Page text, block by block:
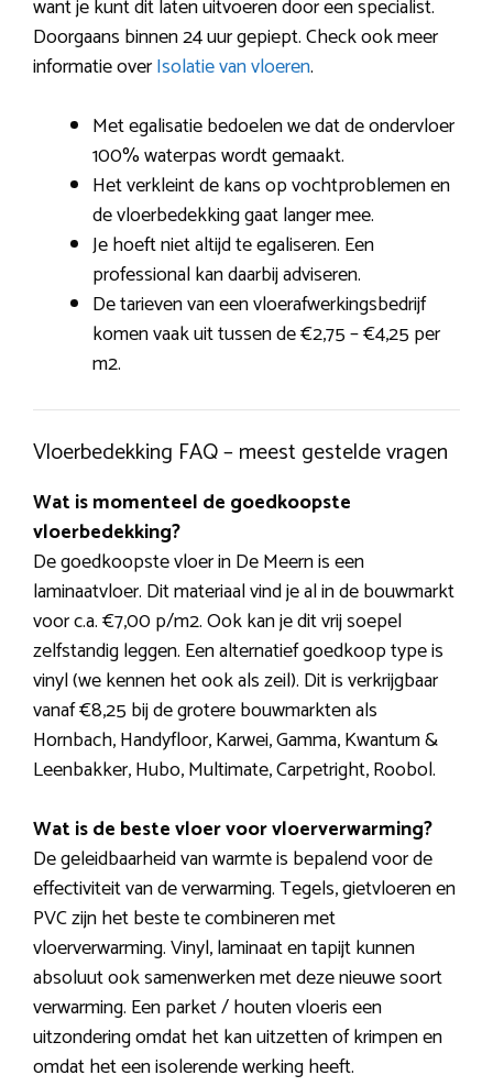
want je kunt dit laten uitvoeren door een specialist.
Doorgaans binnen 24 uur gepiept. Check ook meer
informatie overIsolatie van vloeren.
Met egalisatie bedoelen we dat de ondervloer
100% waterpas wordt gemaakt.
Het verkleint de kans op vochtproblemen en
de vloerbedekking gaat langer mee.
Je hoeft niet altijd te egaliseren. Een
professional kan daarbij adviseren.
De tarieven van een vloerafwerkingsbedrijf
komen vaak uit tussen de €2,75 – €4,25 per
m2.
Vloerbedekking FAQ – meest gestelde vragen
Wat is momenteel de goedkoopste
vloerbedekking?
De goedkoopste vloer in De Meern is een
laminaatvloer. Dit materiaal vind je al in de bouwmarkt
voor c.a. €7,00 p/m2. Ook kan je dit vrij soepel
zelfstandig leggen. Een alternatief goedkoop type is
vinyl (we kennen het ook als zeil). Dit is verkrijgbaar
vanaf €8,25 bij de grotere bouwmarkten als
Hornbach, Handyfloor, Karwei, Gamma, Kwantum &
Leenbakker, Hubo, Multimate, Carpetright, Roobol.
Wat is de beste vloer voor vloerverwarming?
De geleidbaarheid van warmte is bepalend voor de
effectiviteit van de verwarming. Tegels, gietvloeren en
PVC zijn het beste te combineren met
vloerverwarming. Vinyl, laminaat en tapijt kunnen
absoluut ook samenwerken met deze nieuwe soort
verwarming. Een parket / houten vloeris een
uitzondering omdat het kan uitzetten of krimpen en
omdat het een isolerende werking heeft.